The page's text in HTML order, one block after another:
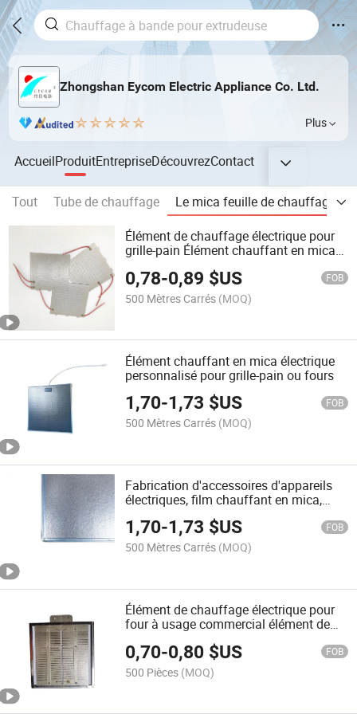
Zhongshan Eycom Electric Appliance Co. Ltd.
Plus
AccueilProduitEntrepriseDécouvrezContact
Tout Tube de chauffage Le mica feuille de chauffage
Élément de chauffage électrique pour
grille-pain Élément chauffant en mica
0,78-0,89 $US FOB
500 Mètres Carrés (MOQ)
Élément chauffant en mica électrique
personnalisé pour grille-pain ou fours
1,70-1,73 $US FOB
500 Mètres Carrés (MOQ)
Fabrication d'accessoires d'appareils
électriques, film chauffant en mica,
processus de fabrication, plaque
chauffante en mica
1,70-1,73 $US FOB
500 Mètres Carrés (MOQ)
Élément de chauffage électrique pour
four à usage commercial élément de
0,70-0,80 $US FOB
500 Pièces (MOQ)